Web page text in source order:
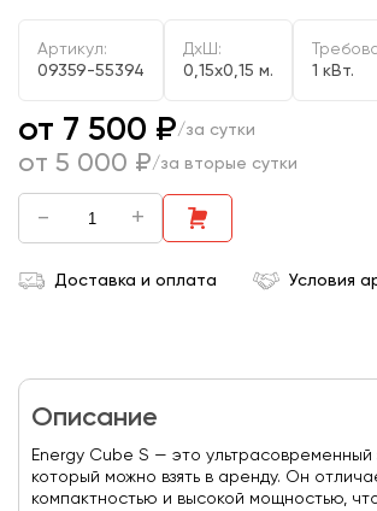
Артикул:
09359-55394
ДxШ:
0,15x0,15 м.
1 кВт.
от 7 500 ₽/за сутки
от 5 000 ₽/за вторые сутки
- +
Доставка и оплата Условия
Описание
Energy Cube S — это ультрасовременный
который можно взять в аренду. Он
компактностью и высокой мощностью,